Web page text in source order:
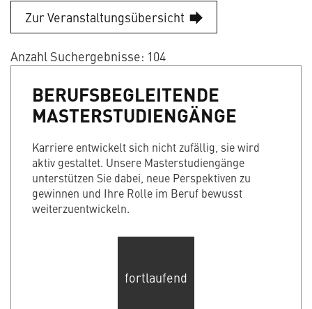
Zur Veranstaltungsübersicht
Anzahl Suchergebnisse: 104
BERUFSBEGLEITENDE
MASTERSTUDIENGÄNGE
Karriere entwickelt sich nicht zufällig, sie wird
aktiv gestaltet. Unsere Masterstudiengänge
unterstützen Sie dabei, neue Perspektiven zu
gewinnen und Ihre Rolle im Beruf bewusst
weiterzuentwickeln.
fortlaufend